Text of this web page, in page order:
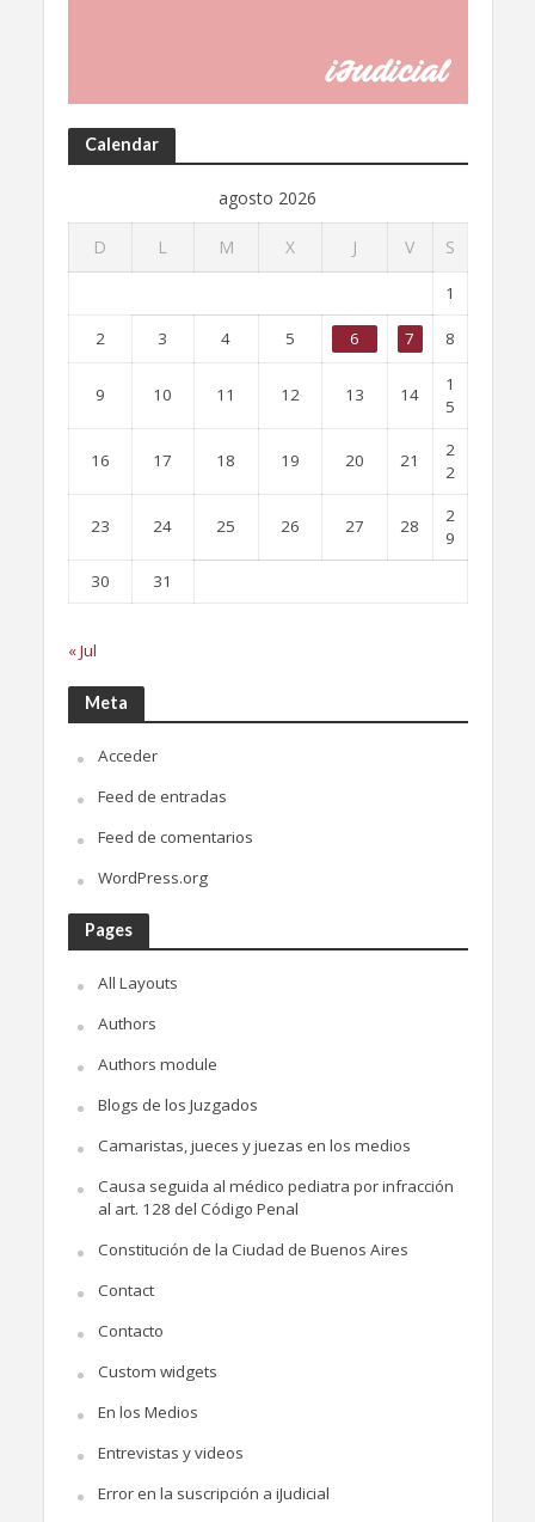
Calendar
agosto 2026
D L M X J V S
1
2 3 4 5 6 7 8
9 10 11 12 13 14
1
5
16 17 18 19 20 21
2
2
23 24 25 26 27 28
2
9
30
31
« Jul
Meta
Acceder
Feed de entradas
Feed de comentarios
WordPress.org
Pages
All Layouts
Authors
Authors module
Blogs de los Juzgados
Camaristas, jueces y juezas en los medios
Causa seguida al médico pediatra por infracción
al art. 128 del Código Penal
Constitución de la Ciudad de Buenos Aires
Contact
Contacto
Custom widgets
En los Medios
Entrevistas y videos
Error en la suscripción a iJudicial